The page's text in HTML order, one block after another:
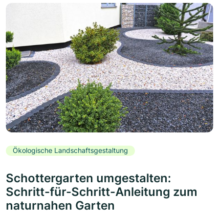
Ökologische Landschaftsgestaltung
Schottergarten umgestalten:
Schritt-für-Schritt-Anleitung zum
naturnahen Garten